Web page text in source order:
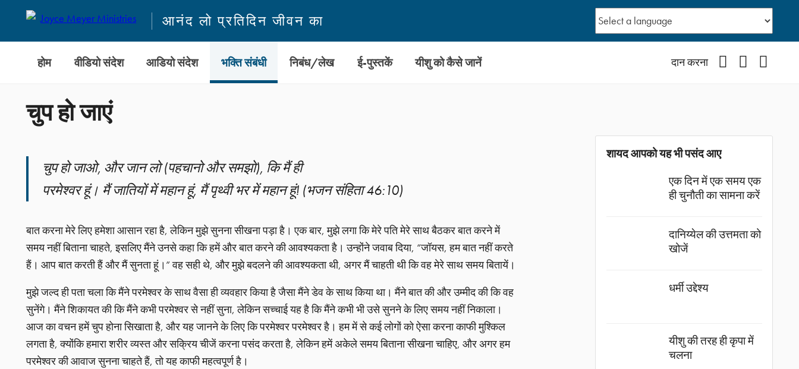
आनंद लो प्रतिदिन जीवन का
होम वीडियो संदेश आडियो संदेश भक्ति संबंधी निबंध/लेख ई-पुस्तकें यीशु को कैसे जानें दान करना
चुप हो जाएं
चुप हो जाओ, और जान लो (पहचानो और समझो), कि मैं ही
परमेश्वर हूं। मैं जातियों में महान हूं, मैं पृथ्वी भर में महान हूं! (भजन संहिता 46:10)
बात करना मेरे लिए हमेशा आसान रहा है, लेकिन मुझे सुनना सीखना पड़ा है। एक बार, मुझे लगा कि मेरे पति मेरे साथ बैठकर बात करने में
समय नहीं बिताना चाहते, इसलिए मैंने उनसे कहा कि हमें और बात करने की आवश्यकता है। उन्होंने जवाब दिया, “जॉयस, हम बात नहीं करते
हैं। आप बात करती हैं और मैं सुनता हूं।” वह सही थे, और मुझे बदलने की आवश्यकता थी, अगर मैं चाहती थी कि वह मेरे साथ समय बितायें।
मुझे जल्द ही पता चला कि मैंने परमेश्वर के साथ वैसा ही व्यवहार किया है जैसा मैंने डेव के साथ किया था। मैंने बात की और उम्मीद की कि वह
सुनेंगे। मैंने शिकायत की कि मैंने कभी परमेश्वर से नहीं सुना, लेकिन सच्चाई यह है कि मैंने कभी भी उसे सुनने के लिए समय नहीं निकाला।
आज का वचन हमें चुप होना सिखाता है, और यह जानने के लिए कि परमेश्वर परमेश्वर है। हम में से कई लोगों को ऐसा करना काफी मुश्किल
लगता है, क्योंकि हमारा शरीर व्यस्त और सक्रिय चीजें करना पसंद करता है, लेकिन हमें अकेले समय बिताना सीखना चाहिए, और अगर हम
परमेश्वर की आवाज सुनना चाहते हैं, तो यह काफी महत्वपूर्ण है।
शायद आपको यह भी पसंद आए
एक दिन में एक समय एक
ही चुनौती का सामना करें
दानिय्येल की उत्तमता को
खोजें
धर्मी उद्देश्य
यीशु की तरह ही कृपा में
चलना